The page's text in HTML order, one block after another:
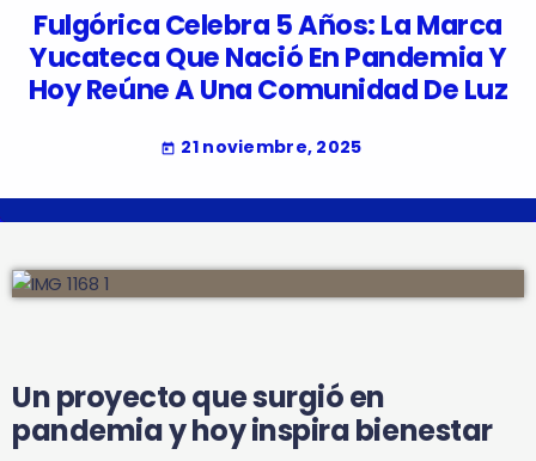
Fulgórica Celebra 5 Años: La Marca
Yucateca Que Nació En Pandemia Y
Hoy Reúne A Una Comunidad De Luz
today 21 noviembre, 2025
Un proyecto que surgió en
pandemia y hoy inspira bienestar